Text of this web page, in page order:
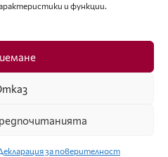
и функции.
за поверителност
Ot igla do konetz Ltd. & Fashion.bg